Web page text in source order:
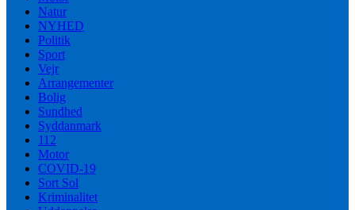
Natur
NYHED
Politik
Sport
Vejr
Arrangementer
Bolig
Sundhed
Syddanmark
112
Motor
COVID-19
Sort Sol
Kriminalitet